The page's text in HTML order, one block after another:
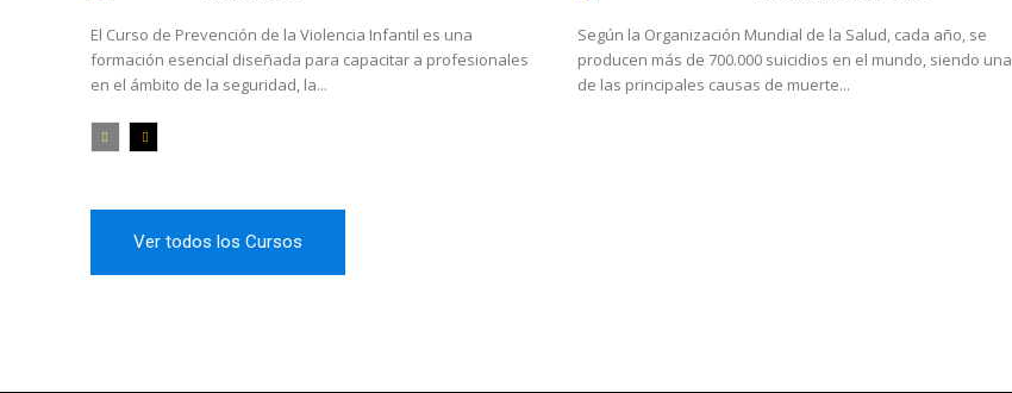
El Curso de Prevención de la Violencia Infantil es una
formación esencial diseñada para capacitar a profesionales
en el ámbito de la seguridad, la...
Según la Organización Mundial de la Salud, cada año, se
producen más de 700.000 suicidios en el mundo, siendo una
de las principales causas de muerte...
Ver todos los Cursos